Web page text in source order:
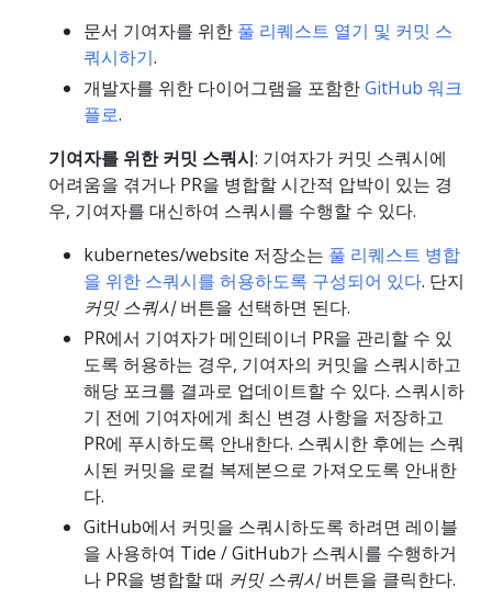
문서 기여자를 위한 풀 리퀘스트 열기 및 커밋 스
쿼시하기.
개발자를 위한 다이어그램을 포함한GitHub 워크
플로.
기여자를 위한 커밋 스쿼시: 기여자가 커밋 스쿼시에
어려움을 겪거나 PR을 병합할 시간적 압박이 있는 경
우, 기여자를 대신하여 스쿼시를 수행할 수 있다.
kubernetes/website 저장소는 풀 리퀘스트 병합
을 위한 스쿼시를 허용하도록 구성되어 있다. 단지
커밋 스쿼시버튼을 선택하면 된다.
PR에서 기여자가 메인테이너 PR을 관리할 수 있
도록 허용하는 경우, 기여자의 커밋을 스쿼시하고
해당 포크를 결과로 업데이트할 수 있다. 스쿼시하
기 전에 기여자에게 최신 변경 사항을 저장하고
PR에 푸시하도록 안내한다. 스쿼시한 후에는 스쿼
시된 커밋을 로컬 복제본으로 가져오도록 안내한
다.
GitHub에서 커밋을 스쿼시하도록 하려면 레이블
을 사용하여 Tide / GitHub가 스쿼시를 수행하거
나 PR을 병합할 때 커밋 스쿼시버튼을 클릭한다.